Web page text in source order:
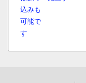
込みも
可能で
す